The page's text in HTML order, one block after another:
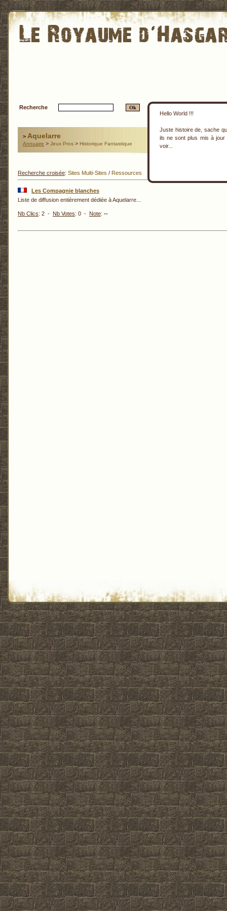
Hello World !!!
Juste histoire de, sache
ils ne sont plus mis à jour
voir...
Recherche
> Aquelarre
Annuaire > Jeux Pros > Historique Fantastique
Recherche croisée: Sites Multi-Sites / Ressources
Les Compagnie blanches
Liste de diffusion entièrement dédiée à Aquelarre...
Nb Clics: 2 - Nb Votes: 0 - Note: --